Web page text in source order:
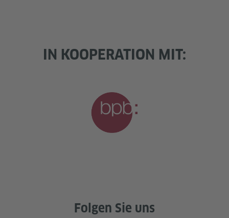
IN KOOPERATION MIT:
Folgen Sie uns